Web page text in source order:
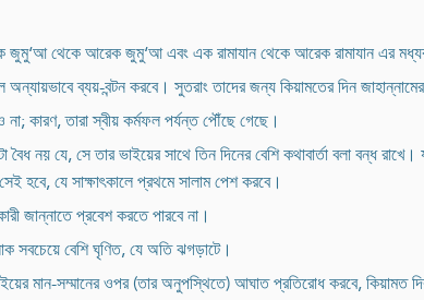
থেকে আরেক জুমু‘আ এবং এক রামাযান থেকে আরেক রামাযান এর
ব্যয়-বন্টন করবে। সুতরাং তাদের জন্য কিয়ামতের দিন
কারণ, তারা স্বীয় কর্মফল পর্যন্ত পৌঁছে গেছে।
নয় যে, সে তার ভাইয়ের সাথে তিন দিনের বেশি কথাবার্তা বলা বন্ধ
হবে, যে সাক্ষাৎকালে প্রথমে সালাম পেশ করবে।
জান্নাতে প্রবেশ করতে পারবে না।
সবচেয়ে বেশি ঘৃণিত, যে অতি ঝগড়াটে।
মান-সম্মানের ওপর (তার অনুপস্থিতে) আঘাত প্রতিরোধ করবে,